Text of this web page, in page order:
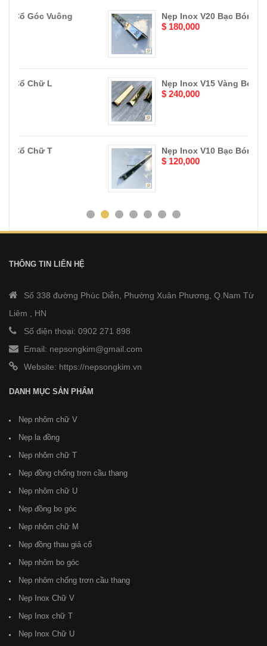
Nẹp Nhôm Chống Trơn Cầu Thang
Nẹp Đồng Thau Giả Cổ
Nẹp Inox V20 Bạc Bóng
$ 180,000
Nẹp Inox V15 Vàng Bóng
$ 240,000
Nẹp Inox V10 Bạc Bóng
$ 120,000
THÔNG TIN LIÊN HỆ
Số 338 đường Phúc Diễn, Phường Xuân Phương, Q.Nam Từ
Liêm , HN
Số điện thoại: 0902 271 898
Email: nepsongkim@gmail.com
Website: https://nepsongkim.vn
DANH MỤC SẢN PHẨM
Nẹp nhôm chữ V
Nẹp la đồng
Nẹp nhôm chữ T
Nẹp đồng chống trơn cầu thang
Nẹp nhôm chữ U
Nẹp đồng bo góc
Nẹp nhôm chữ M
Nẹp đồng thau giả cổ
Nẹp nhôm bo góc
Nẹp nhôm chống trơn cầu thang
Nẹp Inox Chữ V
Nẹp Inox chữ T
Nẹp Inox Chữ U